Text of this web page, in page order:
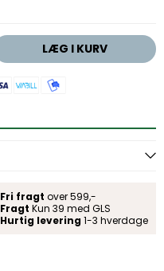
LÆG I KURV
Fri fragt over 599,-
Fragt Kun 39 med GLS
Hurtig levering 1-3 hverdage